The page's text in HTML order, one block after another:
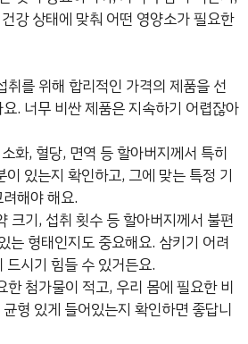
강 상태에 맞춰 어떤 영양소가 필요한
취를 위해 합리적인 가격의 제품을 선
. 너무 비싼 제품은 지속하기 어렵잖아
화, 혈당, 면역 등 할아버지께서 특히
이 있는지 확인하고, 그에 맞는 특정 기
해야 해요.
크기, 섭취 횟수 등 할아버지께서 불편
는 형태인지도 중요해요. 삼키기 어려
드시기 힘들 수 있거든요.
한 첨가물이 적고, 우리 몸에 필요한 비
형 있게 들어있는지 확인하면 좋답니